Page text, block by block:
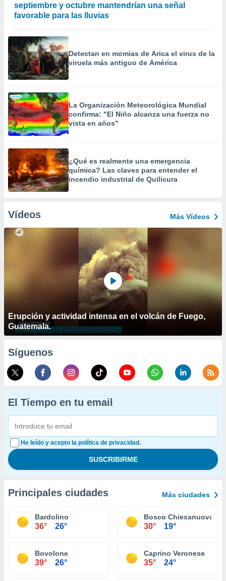
septiembre y octubre mantendrían una señal
favorable para las lluvias
Detectan en momias de Arica el virus de la
viruela más antiguo de América
La Organización Meteorológica Mundial
confirma: "El Niño alcanza una fuerza no
vista en años"
¿Qué es realmente una emergencia
química? Las claves para entender el
incendio industrial de Quilicura
Vídeos Más Vídeos
Erupción y actividad intensa en el volcán de Fuego,
Guatemala.
Síguenos
El Tiempo en tu email
He leído y acepto la política de privacidad.
Principales ciudades Más ciudades
Bardolino
36° 26°
Bosco Chiesanuova
30° 19°
Bovolone
39° 26°
Caprino Veronese
35° 24°